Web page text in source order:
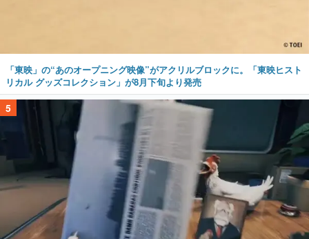
「東映」の“あのオープニング映像”がアクリルブロックに。「東映ヒスト
リカル グッズコレクション」が8月下旬より発売
5